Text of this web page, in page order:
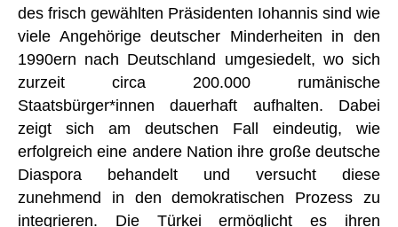
des frisch gewählten Präsidenten Iohannis sind wie
viele Angehörige deutscher Minderheiten in den
1990ern nach Deutschland umgesiedelt, wo sich
zurzeit circa 200.000 rumänische
Staatsbürger*innen dauerhaft aufhalten. Dabei
zeigt sich am deutschen Fall eindeutig, wie
erfolgreich eine andere Nation ihre große deutsche
Diaspora behandelt und versucht diese
zunehmend in den demokratischen Prozess zu
integrieren. Die Türkei ermöglicht es ihren